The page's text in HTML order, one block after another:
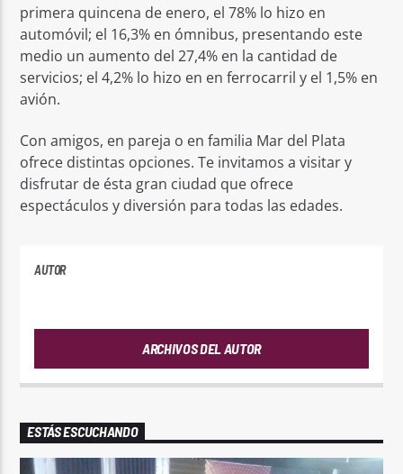
primera quincena de enero, el 78% lo hizo en
automóvil; el 16,3% en ómnibus, presentando este
medio un aumento del 27,4% en la cantidad de
servicios; el 4,2% lo hizo en en ferrocarril y el 1,5% en
avión.
Con amigos, en pareja o en familia Mar del Plata
ofrece distintas opciones. Te invitamos a visitar y
disfrutar de ésta gran ciudad que ofrece
espectáculos y diversión para todas las edades.
AUTOR
ARCHIVOS DEL AUTOR
ESTÁS ESCUCHANDO